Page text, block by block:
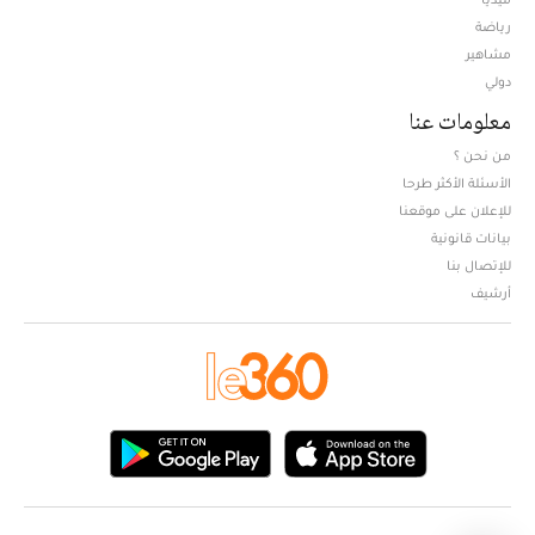
رياضة
مشاهير
دولي
معلومات عنا
من نحن ؟
الأسئلة الأكثر طرحا
للإعلان على موقعنا
بيانات قانونية
للإتصال بنا
أرشيف